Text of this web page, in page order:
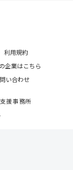
利用規約
企業はこちら
い合わせ
援事務所